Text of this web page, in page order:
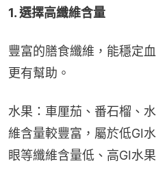
1. 選擇高纖維含量
豐富的膳食纖維，能穩定
更有幫助。
水果：車厘茄、番石榴、
維含量較豐富，屬於低GI
眼等纖維含量低、高GI水果